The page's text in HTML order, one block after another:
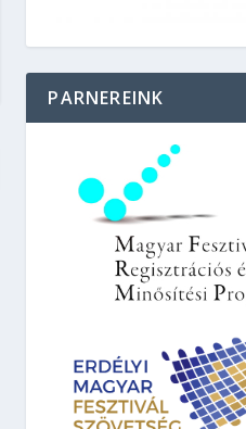
PARNEREINK